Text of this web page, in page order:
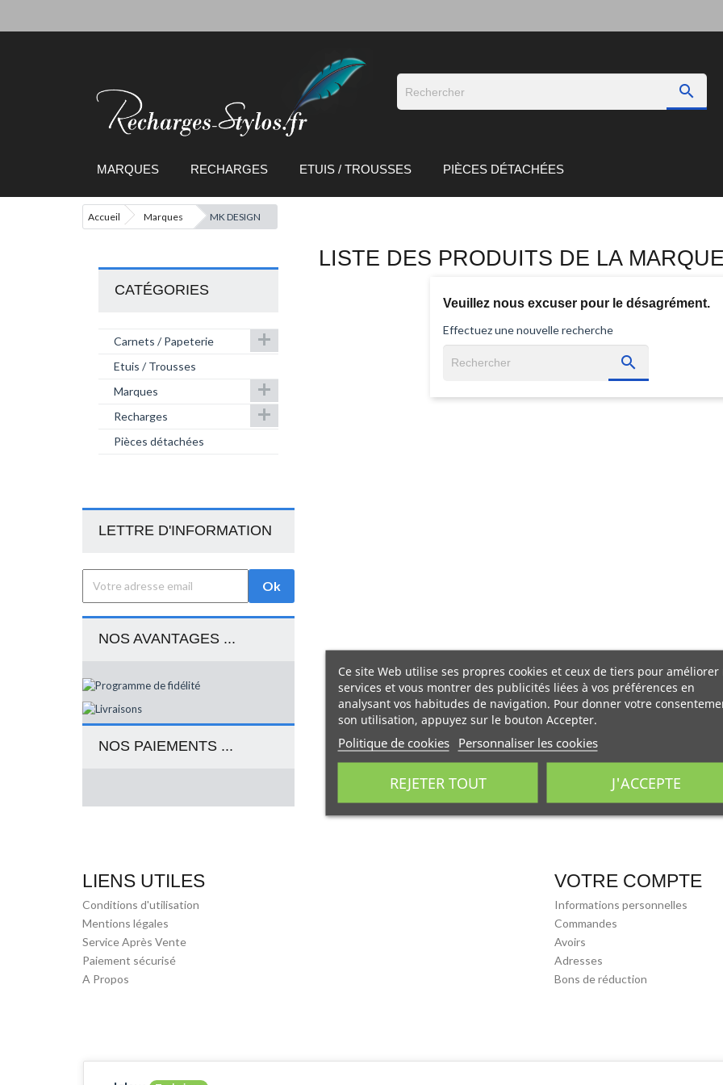

MARQUES RECHARGES ETUIS / TROUSSES PIÈCES DÉTACHÉES
Accueil Marques MK DESIGN
CATÉGORIES
Carnets / Papeterie 
Etuis / Trousses
Marques

Recharges 
Pièces détachées
LETTRE D'INFORMATION
NOS AVANTAGES ...
NOS PAIEMENTS ...
LISTE DES PRODUITS DE LA
Veuillez nous excuser pour le désagrément.
Effectuez une nouvelle recherche

LIENS UTILES
Conditions d'utilisation
Mentions légales
Service Après Vente
Paiement sécurisé
A Propos
VOTRE COMPTE
Informations personnelles
Commandes
Avoirs
Adresses
Bons de réduction
Ce site Web utilise ses propres cookies et ceux de tiers pour améliorer
services et vous montrer des publicités liées à vos préférences en
analysant vos habitudes de navigation. Pour donner votre
son utilisation, appuyez sur le bouton Accepter.
Politique de cookies Personnaliser les cookies
REJETER TOUT J'ACCEPTE